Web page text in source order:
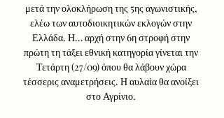
μετά την ολοκλήρωση της 5ης αγωνιστικής,
ελέω των αυτοδιοικητικών εκλογών στην
Ελλάδα. Η… αρχή στην 6η στροφή στην
πρώτη τη τάξει εθνική κατηγορία γίνεται την
Τετάρτη (27/09) όπου θα λάβουν χώρα
τέσσερις αναμετρήσεις. Η αυλαία θα ανοίξει
στο Αγρίνιο.